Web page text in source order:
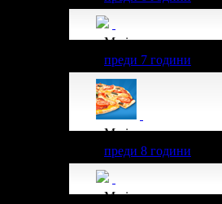
Maria получава
преди 7 години
Maria получава
преди 8 години
Maria получава